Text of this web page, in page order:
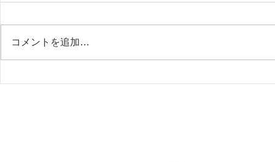
コメントを追加…